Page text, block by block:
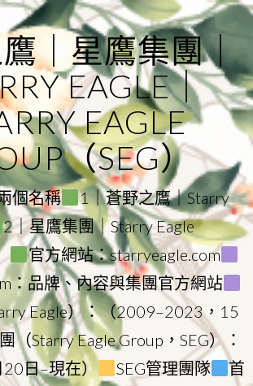
｜星鷹集團｜
EAGLE｜
EAGLE
（SEG）
個名稱
1｜蒼野之鷹｜Starry
2｜星鷹集團｜Starry Eagle
官方網站：starryeagle.com
：品牌、內容與集團官方網站
Eagle）：（2009–2023，15
（Starry Eagle Group，SEG）：
20日–現在）
SEG管理團隊
首